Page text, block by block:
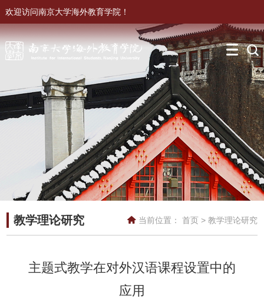
欢迎访问南京大学海外教育学院！
教学理论研究 当前位置： 首页> 教学理论研究
主题式教学在对外汉语课程设置中的
应用